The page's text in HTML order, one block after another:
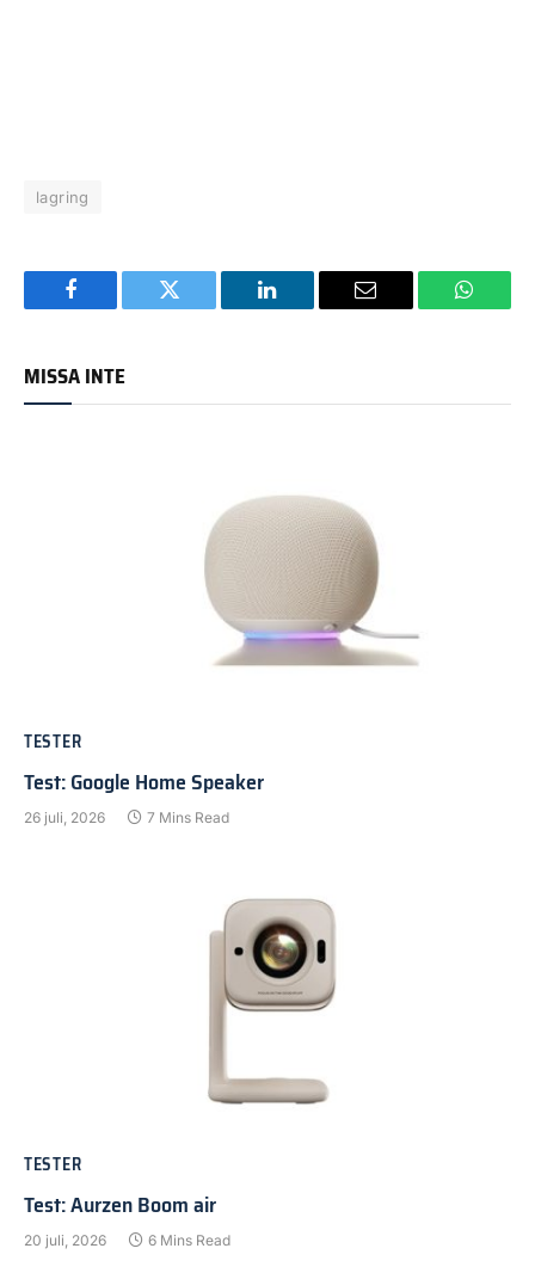
lagring
Facebook Twitter LinkedIn Email
MISSA INTE
TESTER
Test: Google Home Speaker
26 juli, 2026 7 Mins Read
TESTER
Test: Aurzen Boom air
20 juli, 2026 6 Mins Read